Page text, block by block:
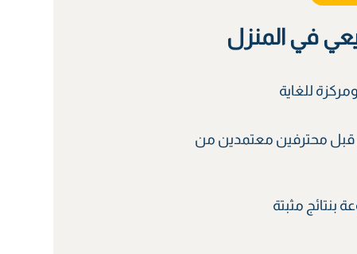
في المنزل
للغاية
محترفين معتمدين من
بنتائج مثبتة